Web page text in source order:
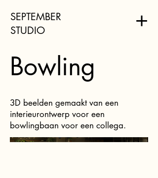
SEPTEMBER
STUDIO
Bowling
3D beelden gemaakt van een
interieurontwerp voor een
bowlingbaan voor een collega.